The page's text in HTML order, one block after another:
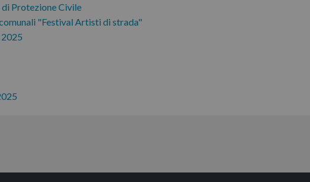
Protezione Civile
"Festival Artisti di strada"